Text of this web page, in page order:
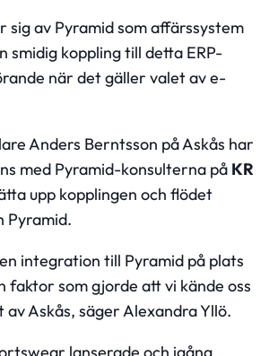
sig av Pyramid som affärssystem
smidig koppling till detta ERP-
när det gäller valet av e-
Anders Berntsson på Askås har
med Pyramid-konsulterna på KR
upp kopplingen och flödet
Pyramid.
integration till Pyramid på plats
faktor som gjorde att vi kände oss
Askås, säger Alexandra Yllö.